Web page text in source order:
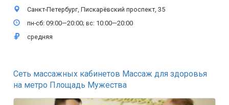
Санкт-Петербург, Пискарёвский проспект, 35
пн-сб: 09:00—20:00; вс: 10:00—20:00
средняя
Сеть массажных кабинетов Массаж для здоровья
на метро Площадь Мужества